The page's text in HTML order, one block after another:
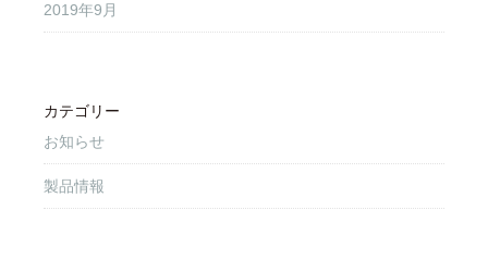
2019年9月
カテゴリー
お知らせ
製品情報